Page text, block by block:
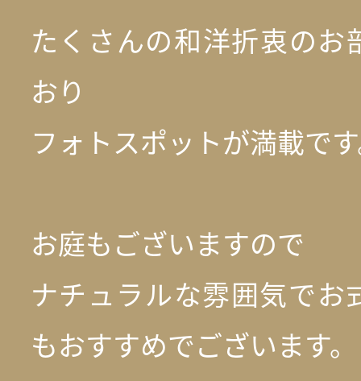
たくさんの和洋折衷のお
おり
フォトスポットが満載で
お庭もございますので
ナチュラルな雰囲気でお
もおすすめでございます。